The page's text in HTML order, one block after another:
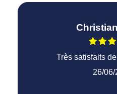
Très satisfaits
26/